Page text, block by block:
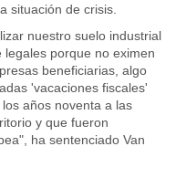
situación de crisis.
nuestro suelo industrial
porque no eximen
beneficiarias, algo
'vacaciones fiscales'
años noventa a las
y que fueron
ha sentenciado Van